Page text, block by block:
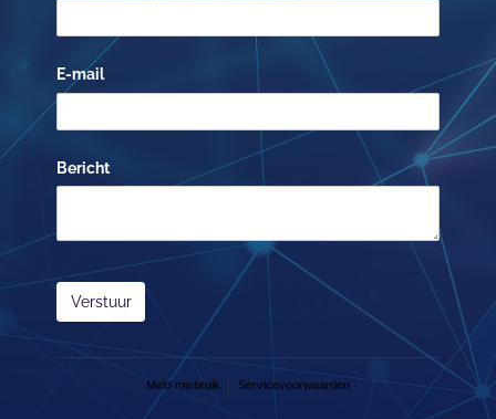
E-mail
Bericht
Verstuur
Meld misbruik Servicevoorwaarden